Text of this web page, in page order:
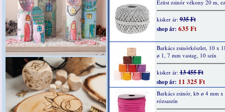
Ezüst zsinór vékony 20 m,
kisker ár:935 Ft
shop ár: 635 Ft
Barkács zsinórkészlet, 10 x
ø 1, 7 mm vastag, 10 szín
kisker ár:13 455 Ft
shop ár: 11 325 Ft
Barkács zsinór, kb ø 4 mm x
rózsaszín